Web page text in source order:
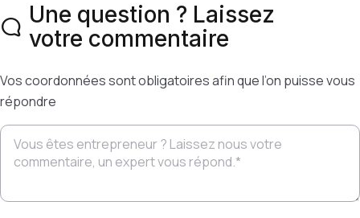
Une question ? Laissez
votre commentaire
Vos coordonnées sont obligatoires afin que l’on puisse vous
répondre